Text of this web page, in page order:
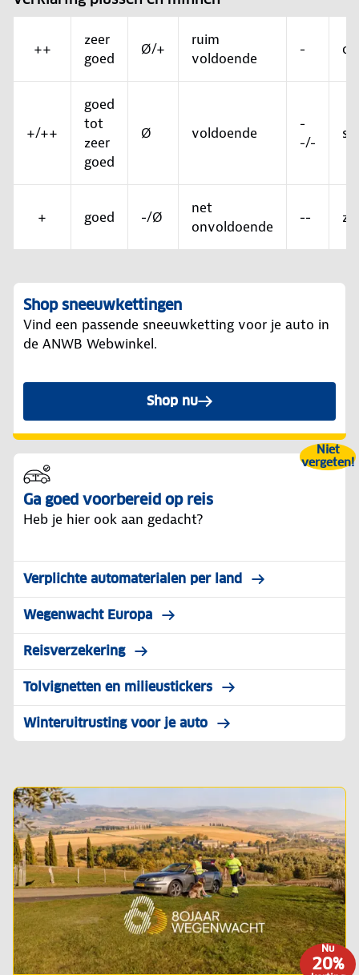
++
zeer
goed
Ø/+
ruim
voldoende
-
+/++
goed
tot
zeer
goed
Ø voldoende
-
-/-
+ goed -/Ø
net
onvoldoende
--
Shop sneeuwkettingen
Vind een passende sneeuwketting voor je auto in
de ANWB Webwinkel.
Shop nu
Niet
vergeten!
Ga goed voorbereid op reis
Heb je hier ook aan gedacht?
Verplichte automaterialen per land
Wegenwacht Europa
Reisverzekering
Tolvignetten en milieustickers
Winteruitrusting voor je auto
Nu
20%